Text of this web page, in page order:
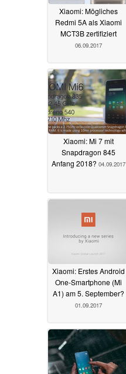
Xiaomi: Mögliches
Redmi 5A als Xiaomi
MCT3B zertifiziert
06.09.2017
Xiaomi: Mi 7 mit
Snapdragon 845
Anfang 2018? 04.09.2017
Xiaomi: Erstes Android
One-Smartphone (Mi
A1) am 5. September?
01.09.2017